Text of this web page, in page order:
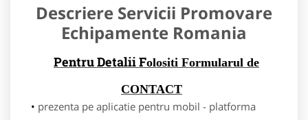
Descriere Servicii Promovare
Echipamente Romania
Pentru Detalii Folositi Formularul de
CONTACT
prezenta pe aplicatie pentru mobil - platforma